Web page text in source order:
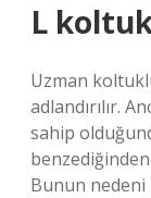
L
Uzman
adlandırılır.
sahip
Bunun nedeni